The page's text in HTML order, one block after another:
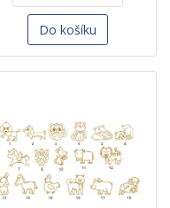
Do košíku